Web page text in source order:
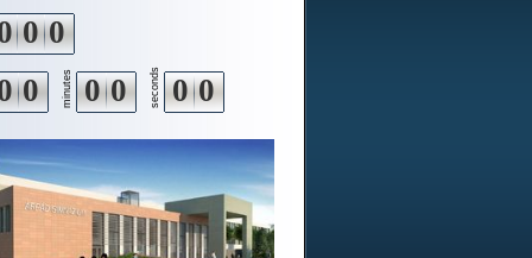
0 0
0 minutes 0 0 seconds 0 0